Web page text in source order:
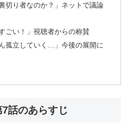
切り者なのか？」ネットで議論
ごい！」視聴者からの称賛
孤立していく…」今後の展開に
話のあらすじ